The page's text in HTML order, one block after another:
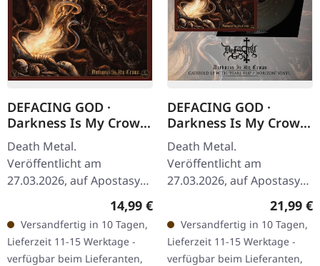
DEFACING GOD ·
Darkness Is My Crown
| DIGIPAK CD
Death Metal.
Veröffentlicht am
27.03.2026, auf Apostasy
Records. CD im Digipak.
Defacing God liefern mit
„Darkness Is My Crown"
ihr bisher…
Regulärer Preis:
14,99 €
Versandfertig in 10 Tagen,
Lieferzeit 11-15 Werktage -
verfügbar beim Lieferanten,
DEFACING GOD ·
Darkness Is My Crown
| PEARL FLIP LP
Death Metal.
Veröffentlicht am
27.03.2026, auf Apostasy
Records. Pearl Flip Vinyl im
Gatefold-Cover mit Insert.
Limitiert auf 300
Exemplare. Defacing…
21,99 €
Versandfertig in 10 Tagen,
Lieferzeit 11-15 Werktage -
verfügbar beim Lieferanten,